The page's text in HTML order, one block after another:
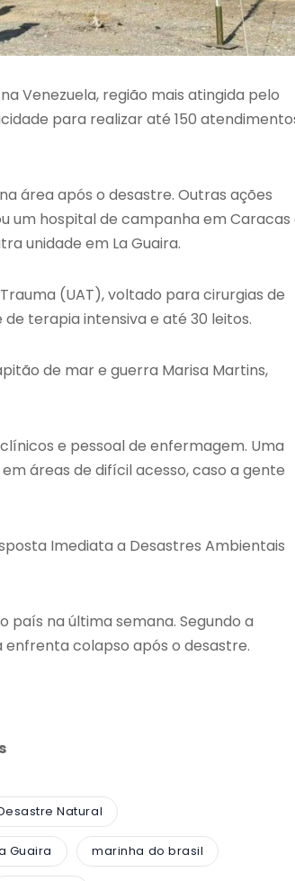
Venezuela, região mais atingida pelo
para realizar até 150
área após o desastre. Outras ações
um hospital de campanha em Caracas
unidade em La Guaira.
(UAT), voltado para cirurgias de
terapia intensiva e até 30 leitos.
de mar e guerra Marisa Martins,
e pessoal de enfermagem. Uma
áreas de difícil acesso, caso a gente
Imediata a Desastres Ambientais
na última semana. Segundo a
enfrenta colapso após o desastre.
Natural
Guaira marinha do brasil